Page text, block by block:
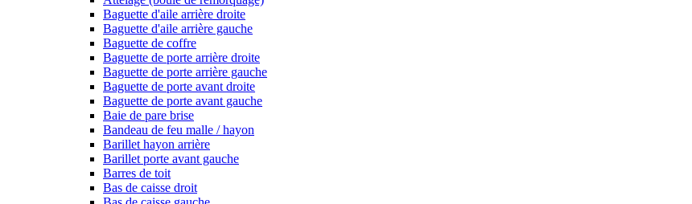
Baguette d'aile arrière droite
Baguette d'aile arrière gauche
Baguette de coffre
Baguette de porte arrière droite
Baguette de porte arrière gauche
Baguette de porte avant droite
Baguette de porte avant gauche
Baie de pare brise
Bandeau de feu malle / hayon
Barillet hayon arrière
Barillet porte avant gauche
Barres de toit
Bas de caisse droit